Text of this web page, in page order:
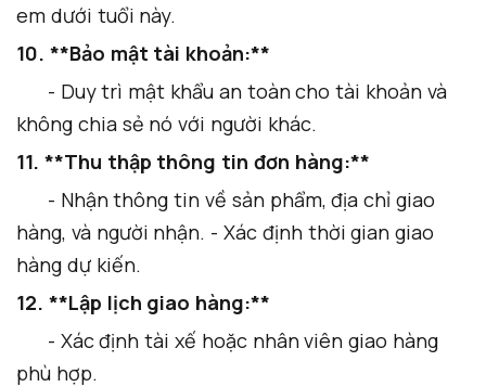
em dưới tuổi này.
10. **Bảo mật tài khoản:**
- Duy trì mật khẩu an toàn cho tài khoản và
không chia sẻ nó với người khác.
11. **Thu thập thông tin đơn hàng:**
- Nhận thông tin về sản phẩm, địa chỉ giao
hàng, và người nhận. - Xác định thời gian giao
hàng dự kiến.
12. **Lập lịch giao hàng:**
- Xác định tài xế hoặc nhân viên giao hàng
phù hợp.